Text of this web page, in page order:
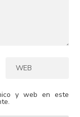
y web en este